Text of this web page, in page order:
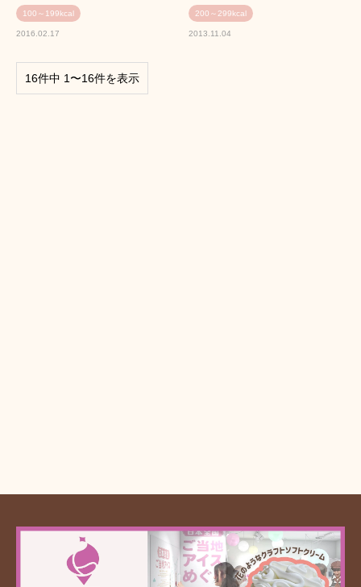
100～199kcal
2016.02.17
200～299kcal
2013.11.04
16件中 1〜16件を表示